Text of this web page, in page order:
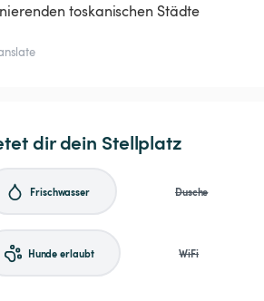
toskanischen Städte
dir dein Stellplatz
Frischwasser Dusche
Hunde erlaubt WiFi